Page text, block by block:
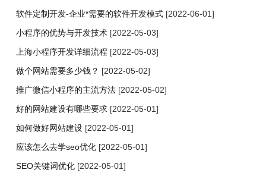
软件定制开发-企业*需要的软件开发模式 [2022-06-01]
小程序的优势与开发技术 [2022-05-03]
上海小程序开发详细流程 [2022-05-03]
做个网站需要多少钱？ [2022-05-02]
推广微信小程序的主流方法 [2022-05-02]
好的网站建设有哪些要求 [2022-05-01]
​如何做好网站建设 [2022-05-01]
​应该怎么去学seo优化 [2022-05-01]
SEO关键词优化 [2022-05-01]